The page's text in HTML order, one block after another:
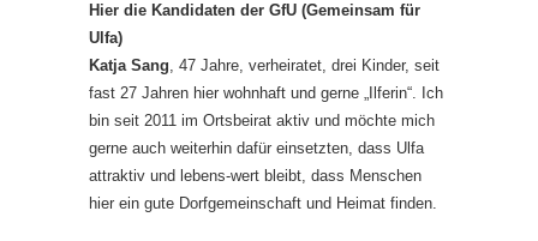
Hier die Kandidaten der GfU (Gemeinsam für
Ulfa)
Katja Sang, 47 Jahre, verheiratet, drei Kinder, seit
fast 27 Jahren hier wohnhaft und gerne „Ilferin“. Ich
bin seit 2011 im Ortsbeirat aktiv und möchte mich
gerne auch weiterhin dafür einsetzten, dass Ulfa
attraktiv und lebens-wert bleibt, dass Menschen
hier ein gute Dorfgemeinschaft und Heimat finden.